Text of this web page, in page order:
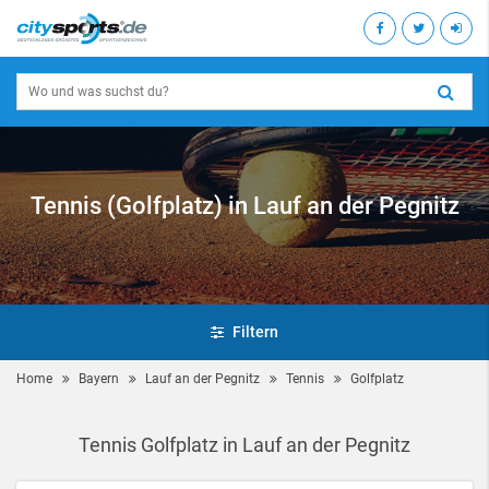
Tennis (Golfplatz) in Lauf an der Pegnitz
Filtern
Home Bayern Lauf an der Pegnitz Tennis Golfplatz
Tennis Golfplatz in Lauf an der Pegnitz